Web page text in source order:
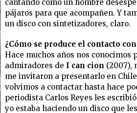
cantando como un hombre
pájaros para que acompañen. Y
un disco con sintetizadores, claro.
¿Cómo se produce el contacto con
Hace muchos años nos conocimos
admiradores de I can cion (2007),
me invitaron a presentarlo en
volvimos a contactar hasta hace
periodista Carlos Reyes les
yo estaba haciendo un disco que